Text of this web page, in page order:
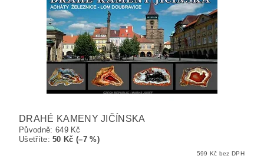
DRAHÉ KAMENY JIČÍNSKA
Původně: 649 Kč
Ušetříte:50 Kč (–7 %)
599 Kč bez DPH